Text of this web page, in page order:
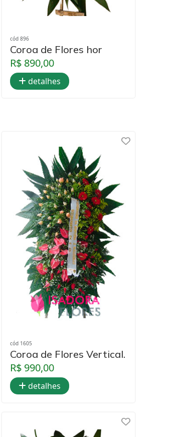
cód 896
Coroa de Flores hor
R$ 890,00
detalhes
cód 1605
Coroa de Flores Vertical.
R$ 990,00
detalhes